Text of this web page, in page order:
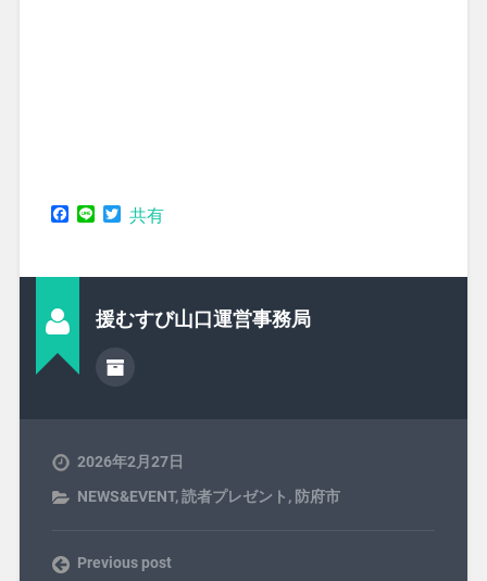
Facebook
LineTwitter
共有
援むすび山口運営事務局
2026年2月27日
NEWS&EVENT,読者プレゼント , 防府市
Previous post